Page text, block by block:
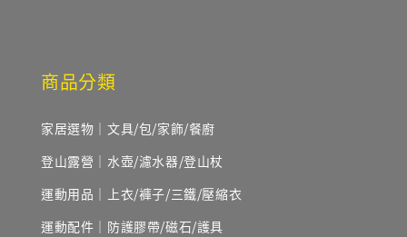
商品分類
家居選物｜文具/包/家飾/餐廚
登山露營｜水壺/濾水器/登山杖
運動用品｜上衣/褲子/三鐵/壓縮衣
運動配件｜防護膠帶/磁石/護具